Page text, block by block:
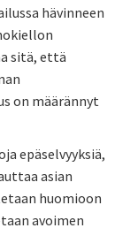
hävinneen
sitä, että
on määrännyt
epäselvyyksiä,
asian
huomioon
avoimen